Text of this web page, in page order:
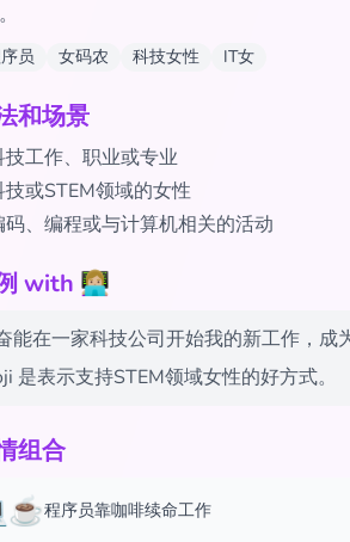
员 女码农 科技女性 IT女
和场景
技工作、职业或专业
技或STEM领域的女性
码、编程或与计算机相关的活动
with 👩🏼‍💻
能在一家科技公司开始我的新工作，成为一
是表示支持STEM领域女性的好方式。
组合
程序员靠咖啡续命工作